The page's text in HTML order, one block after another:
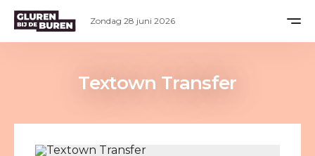
Textown Transfer
Zondag 28 juni 2026